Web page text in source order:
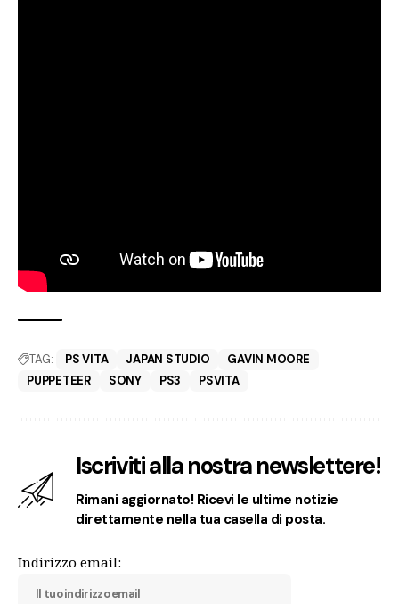
TAG: PS VITA JAPAN STUDIO
GAVIN MOORE
PUPPETEER
SONY PS3 PSVITA
Iscriviti alla nostra newslettere!
Rimani aggiornato! Ricevi le ultime notizie
direttamente nella tua casella di posta.
Indirizzo email: